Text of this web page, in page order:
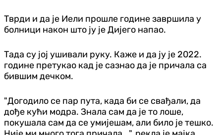
Тврди и да је Иели прошле године завршила у
болници након што ју је Дијего напао.
Тада су јој ушивали руку. Каже и да ју је 2022.
године претукао кад је сазнао да је причала са
бившим дечком.
"Догодило се пар пута, када би се свађали, да
дође кући модра. Знала сам да је то лоше,
покушала сам да се умијешам, али било је тешко.